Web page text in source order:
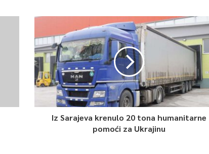
Iz Sarajeva krenulo 20 tona humanitarne
pomoći za Ukrajinu